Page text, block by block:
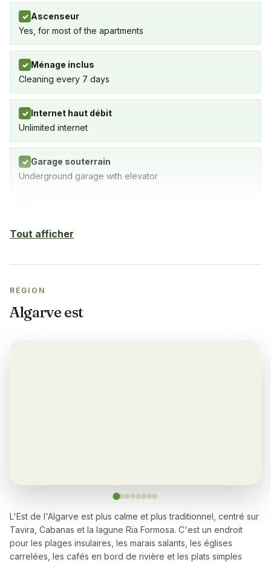
✓ Ascenseur
Yes, for most of the apartments
✓ Ménage inclus
Cleaning every 7 days
✓ Internet haut débit
Unlimited internet
✓ Garage souterrain
Underground garage with elevator
✓ Lave-linge
✓ Lave-vaisselle
Yes
Tout afficher
RÉGION
Algarve est
L'Est de l'Algarve est plus calme et plus traditionnel, centré sur
Tavira, Cabanas et la lagune Ria Formosa. C'est un endroit
pour les plages insulaires, les marais salants, les églises
carrelées, les cafés en bord de rivière et les plats simples